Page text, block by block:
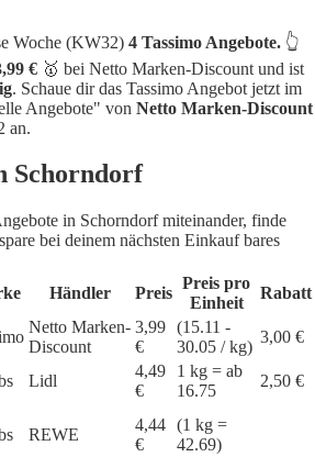
Woche (KW32) 4 Tassimo Angebote. 👆
€ 🥇 bei Netto Marken-Discount und ist
. Schaue dir das Tassimo Angebot jetzt im
Angebote" von Netto Marken-Discount
an.
Schorndorf
in Schorndorf miteinander, finde
bei deinem nächsten Einkauf bares
Händler Preis
Preis pro
Einheit
Rabatt
Netto Marken-
Discount
3,99
€
(15.11 -
30.05 / kg)
3,00 €
Lidl
4,49
€
1 kg = ab
16.75
2,50 €
REWE
4,44
€
(1 kg =
42.69)